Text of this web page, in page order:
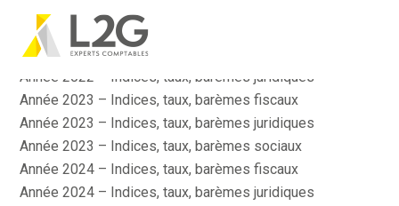
Aller
au
Actualité
Année 2022 – Indices, taux, barèmes fiscaux
Année 2022 – Indices, taux, barèmes juridiques
Année 2023 – Indices, taux, barèmes fiscaux
Année 2023 – Indices, taux, barèmes juridiques
Année 2023 – Indices, taux, barèmes sociaux
Année 2024 – Indices, taux, barèmes fiscaux
Année 2024 – Indices, taux, barèmes juridiques